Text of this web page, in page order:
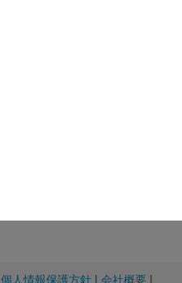
個人情報保護方針 | 会社概要 |